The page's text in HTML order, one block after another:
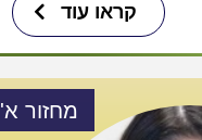
קראו עוד
מחזור א'